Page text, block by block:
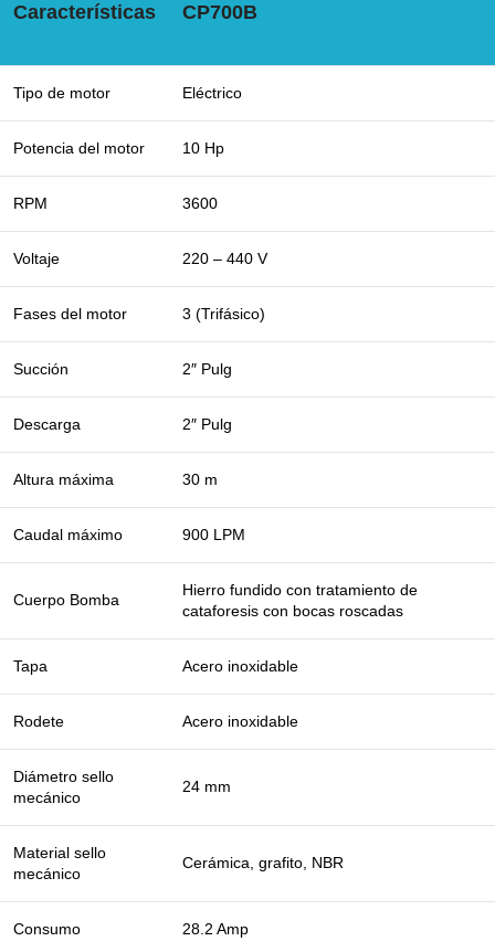
Características CP700B
Tipo de motor Eléctrico
Potencia del motor 10 Hp
RPM 3600
Voltaje 220 – 440 V
Fases del motor 3 (Trifásico)
Succión 2″ Pulg
Descarga 2″ Pulg
Altura máxima 30 m
Caudal máximo 900 LPM
Cuerpo Bomba
Hierro fundido con tratamiento de
cataforesis con bocas roscadas
Tapa Acero inoxidable
Rodete Acero inoxidable
Diámetro sello
mecánico
24 mm
Material sello
mecánico
Cerámica, grafito, NBR
Consumo 28.2 Amp